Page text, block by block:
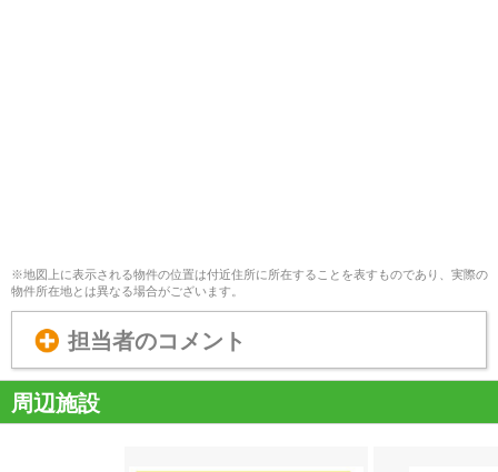
※地図上に表示される物件の位置は付近住所に所在することを表すものであり、実際の
物件所在地とは異なる場合がございます。
担当者のコメント
周辺施設